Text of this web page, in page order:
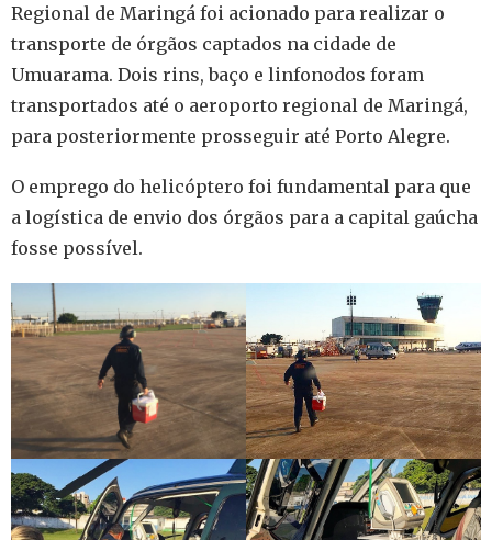
Regional de Maringá foi acionado para realizar o
transporte de órgãos captados na cidade de
Umuarama. Dois rins, baço e linfonodos foram
transportados até o aeroporto regional de Maringá,
para posteriormente prosseguir até Porto Alegre.
O emprego do helicóptero foi fundamental para que
a logística de envio dos órgãos para a capital gaúcha
fosse possível.